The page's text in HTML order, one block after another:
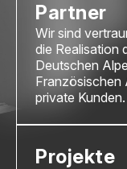
Partner
Wir sind
die Realisation
Deutschen
Französischen
private Kunden.
Projekte